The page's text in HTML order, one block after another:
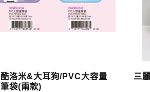
酷洛米&大耳狗/PVC大容量
筆袋(兩款)
三